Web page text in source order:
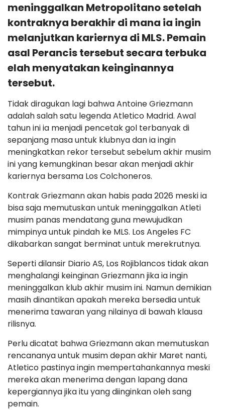
meninggalkan Metropolitano setelah
kontraknya berakhir di mana ia ingin
melanjutkan kariernya di MLS. Pemain
asal Perancis tersebut secara terbuka
elah menyatakan keinginannya
tersebut.
Tidak diragukan lagi bahwa Antoine Griezmann
adalah salah satu legenda Atletico Madrid. Awal
tahun ini ia menjadi pencetak gol terbanyak di
sepanjang masa untuk klubnya dan ia ingin
meningkatkan rekor tersebut sebelum akhir musim
ini yang kemungkinan besar akan menjadi akhir
kariernya bersama Los Colchoneros.
Kontrak Griezmann akan habis pada 2026 meski ia
bisa saja memutuskan untuk meninggalkan Atleti
musim panas mendatang guna mewujudkan
mimpinya untuk pindah ke MLS. Los Angeles FC
dikabarkan sangat berminat untuk merekrutnya.
Seperti dilansir Diario AS, Los Rojiblancos tidak akan
menghalangi keinginan Griezmann jika ia ingin
meninggalkan klub akhir musim ini. Namun demikian
masih dinantikan apakah mereka bersedia untuk
menerima tawaran yang nilainya di bawah klausa
rilisnya.
Perlu dicatat bahwa Griezmann akan memutuskan
rencananya untuk musim depan akhir Maret nanti,
Atletico pastinya ingin mempertahankannya meski
mereka akan menerima dengan lapang dana
kepergiannya jika itu yang diinginkan oleh sang
pemain.